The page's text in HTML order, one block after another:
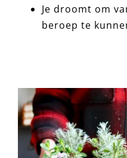
Je droomt om
beroep te